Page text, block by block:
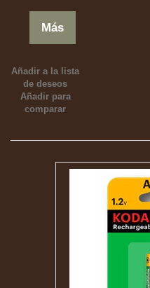
Más
Añadir a la lista
de deseos
Añadir para
comparar